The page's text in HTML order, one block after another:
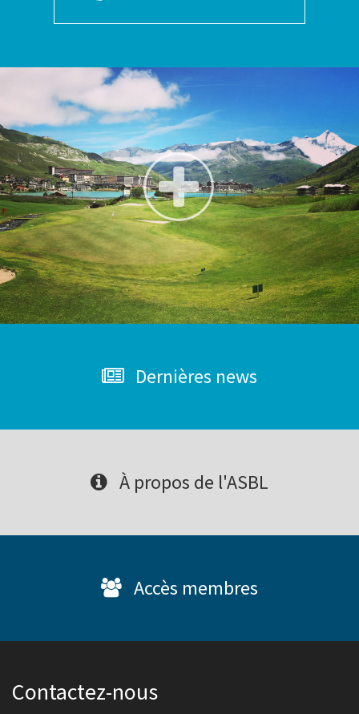
Dernières news
À propos de l'ASBL
Accès membres
Contactez-nous